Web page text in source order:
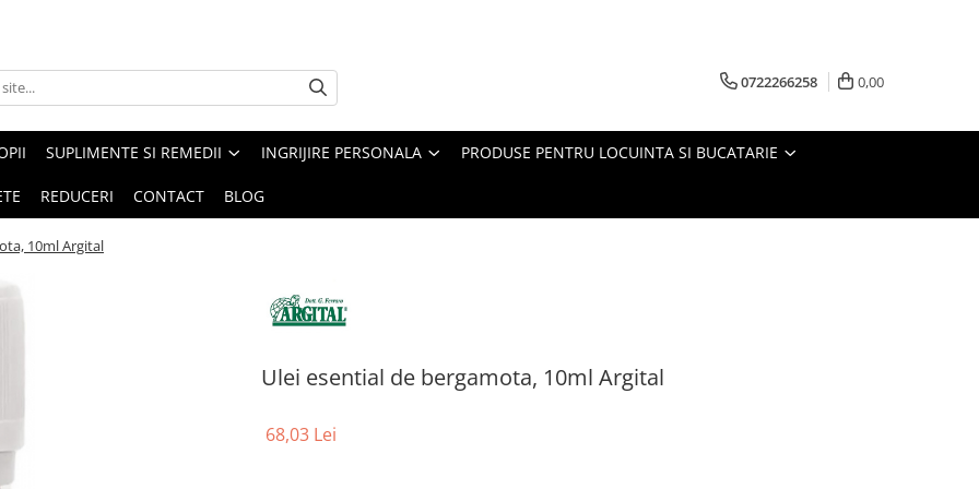
0722266258 0,00
SUPLIMENTE SI REMEDII INGRIJIRE PERSONALA PRODUSE PENTRU LOCUINTA SI BUCATARIE
REDUCERI CONTACT BLOG
10ml Argital
Ulei esential de bergamota, 10ml Argital
68,03 Lei